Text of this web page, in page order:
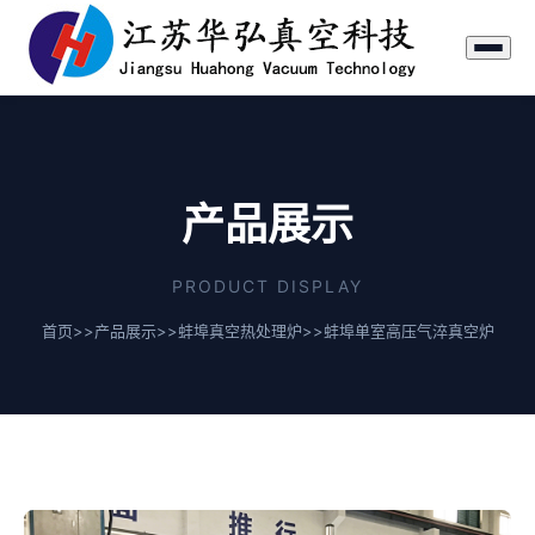
产品展示
PRODUCT DISPLAY
首页>>产品展示>>蚌埠真空热处理炉>>蚌埠单室高压气淬真空炉